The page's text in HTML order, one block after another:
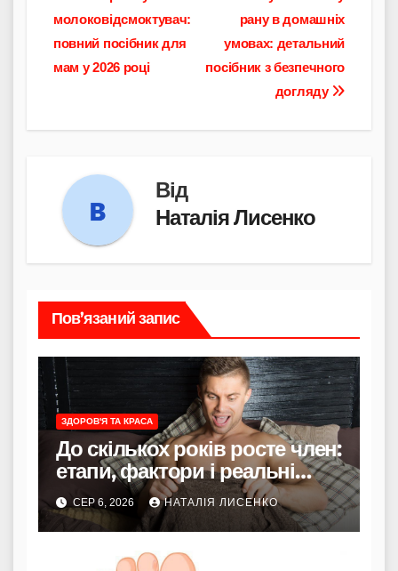
записів
рану в домашніх
умовах: детальний
посібник з безпечного
догляду
молоковідсмоктувач:
повний посібник для
мам у 2026 році
Від
Наталія Лисенко
Пов’язаний запис
ЗДОРОВ'Я ТА КРАСА
До скількох років росте член:
етапи, фактори і реальні
терміни
СЕР 6, 2026 НАТАЛІЯ ЛИСЕНКО